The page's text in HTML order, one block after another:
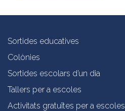
Sortides educatives
Colònies
Sortides escolars d’un dia
Tallers per a escoles
Activitats gratuïtes per a escoles